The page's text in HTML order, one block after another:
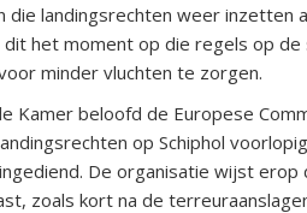
die landingsrechten weer inzetten
dit het moment op die regels op
minder vluchten te zorgen.
Kamer beloofd de Europese
op Schiphol
De organisatie wijst
zoals kort na de